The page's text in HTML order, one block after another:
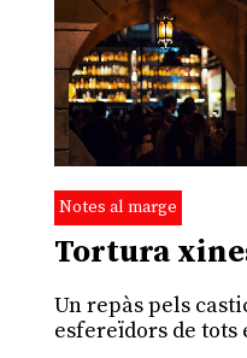
Notes al marge
Tortura
Un repàs pels
esfereïdors de tots